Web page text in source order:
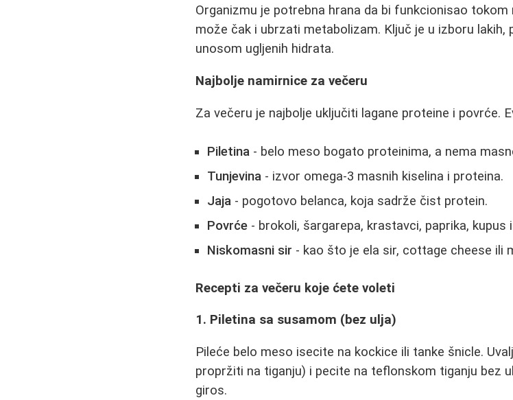
Organizmu je potrebna hrana da bi funkcionisao
može čak i ubrzati metabolizam. Ključ je u izboru
unosom ugljenih hidrata.
Najbolje namirnice za večeru
Za večeru je najbolje uključiti lagane proteine i povrće.
Piletina - belo meso bogato proteinima, a nema
Tunjevina - izvor omega-3 masnih kiselina i proteina.
Jaja - pogotovo belanca, koja sadrže čist protein.
Povrće - brokoli, šargarepa, krastavci, paprika, kupus
Niskomasni sir - kao što je ela sir, cottage cheese ili
Recepti za večeru koje ćete voleti
1. Piletina sa susamom (bez ulja)
Pileće belo meso isecite na kockice ili tanke šnicle.
propržiti na tiganju) i pecite na teflonskom tiganju bez
giros.